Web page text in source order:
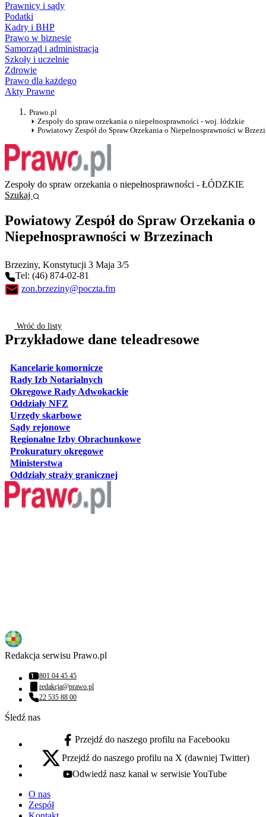
Prawnicy i sądy
Podatki
Kadry i BHP
Prawo w biznesie
Samorząd i administracja
Szkoły i uczelnie
Zdrowie
Prawo dla każdego
Akty Prawne
Prawo.pl
Zespoły do spraw orzekania o niepełnosprawności - woj. łódzkie
Powiatowy Zespół do Spraw Orzekania o Niepełnosprawności w
Zespoły do spraw orzekania o niepełnosprawności - ŁÓDZKIE
Szukaj
Powiatowy Zespół do Spraw Orzekania o
Niepełnosprawności w Brzezinach
Brzeziny, Konstytucji 3 Maja 3/5
Tel: (46) 874-02-81
zon.brzeziny@poczta.fm
Wróć do listy
Przykładowe dane teleadresowe
Kancelarie komorniczeotwiera się w nowej karcie
Rady Izb Notarialnych
Okręgowe Rady Adwokackieotwiera się w nowej karcie
Oddziały NFZ
Urzędy skarboweotwiera się w nowej karcie
Sądy rejonoweotwiera się w nowej karcie
Regionalne Izby Obrachunkoweotwiera się w nowej karcie
Prokuratury okręgoweotwiera się w nowej karcie
Ministerstwa
Oddziały straży granicznejotwiera się w nowej karcie
Redakcja serwisu Prawo.pl
Numer telefonu:
801 04 45 45
Adres email:
redakcja@prawo.pl
Numer telefonu:
22 535 88 00
Śledź nas
facebook - otwiera się w nowej karcie
Przejdź do naszego profilu na Facebooku
x - otwiera się w nowej karcie
Przejdź do naszego profilu na X (dawniej Twitter)
youtube - otwiera się w nowej karcie
Odwiedź nasz kanał w serwisie YouTube
O nas
Zespół